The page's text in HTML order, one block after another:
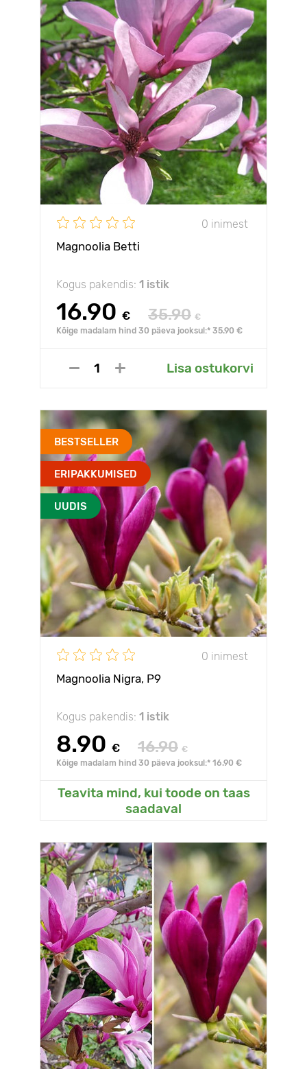
0 inimest
Magnoolia Betti
Kogus pakendis: 1 istik
16.90 € 35.90 €
Kõige madalam hind 30 päeva jooksul:* 35.90 €
Lisa ostukorvi
BESTSELLER
ERIPAKKUMISED
UUDIS
0 inimest
Magnoolia Nigra, P9
Kogus pakendis: 1 istik
8.90 € 16.90 €
Kõige madalam hind 30 päeva jooksul:* 16.90 €
Teavita mind, kui toode on taas
saadaval